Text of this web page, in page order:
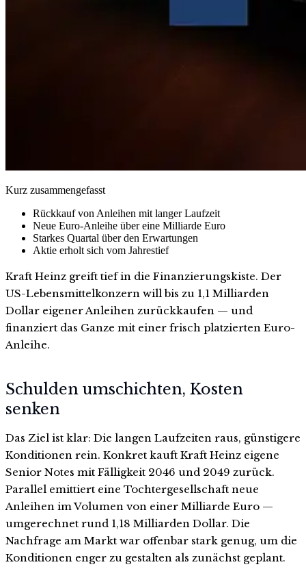
Kurz zusammengefasst
Rückkauf von Anleihen mit langer Laufzeit
Neue Euro-Anleihe über eine Milliarde Euro
Starkes Quartal über den Erwartungen
Aktie erholt sich vom Jahrestief
Kraft Heinz greift tief in die Finanzierungskiste. Der
US-Lebensmittelkonzern will bis zu 1,1 Milliarden
Dollar eigener Anleihen zurückkaufen — und
finanziert das Ganze mit einer frisch platzierten Euro-
Anleihe.
Schulden umschichten, Kosten
senken
Das Ziel ist klar: Die langen Laufzeiten raus, günstigere
Konditionen rein. Konkret kauft Kraft Heinz eigene
Senior Notes mit Fälligkeit 2046 und 2049 zurück.
Parallel emittiert eine Tochtergesellschaft neue
Anleihen im Volumen von einer Milliarde Euro —
umgerechnet rund 1,18 Milliarden Dollar. Die
Nachfrage am Markt war offenbar stark genug, um die
Konditionen enger zu gestalten als zunächst geplant.